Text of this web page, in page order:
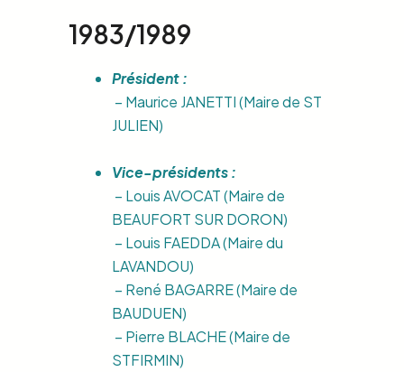
1983/1989
Président :
– Maurice JANETTI (Maire de ST
JULIEN)
Vice-présidents :
– Louis AVOCAT (Maire de
BEAUFORT SUR DORON)
– Louis FAEDDA (Maire du
LAVANDOU)
– René BAGARRE (Maire de
BAUDUEN)
– Pierre BLACHE (Maire de
STFIRMIN)